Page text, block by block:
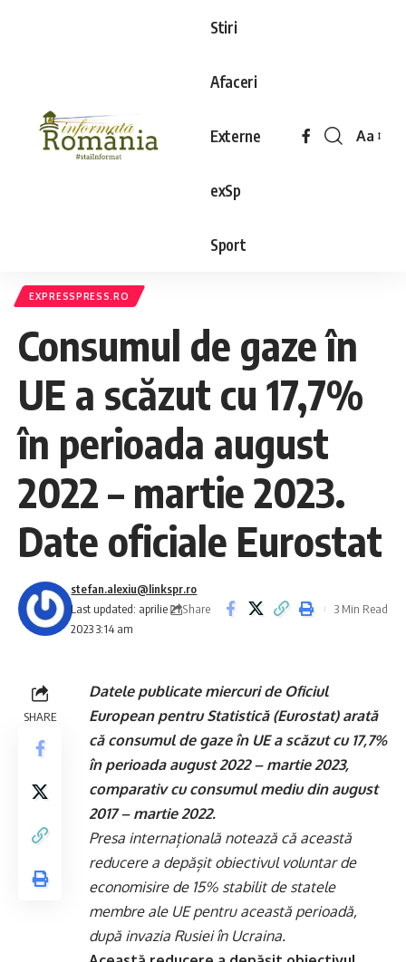
Stiri
Afaceri
Externe
exSp
Sport
Aa
EXPRESSPRESS.RO
Consumul de gaze în
UE a scăzut cu 17,7%
în perioada august
2022 – martie 2023.
Date oficiale Eurostat
Last updated: aprilie 21,
2023 3:14 am
stefan.alexiu@linkspr.ro
Share
3 Min Read
SHARE
Datele publicate miercuri de Oficiul
European pentru Statistică (Eurostat) arată
că consumul de gaze în UE a scăzut cu 17,7%
în perioada august 2022 – martie 2023,
comparativ cu consumul mediu din august
2017 – martie 2022.
Presa internațională notează că această
reducere a depășit obiectivul voluntar de
economisire de 15% stabilit de statele
membre ale UE pentru această perioadă,
după invazia Rusiei în Ucraina.